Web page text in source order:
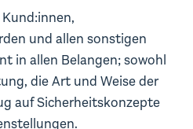
und allen sonstigen
in allen Belangen; sowohl
die Art und Weise der
auf Sicherheitskonzepte